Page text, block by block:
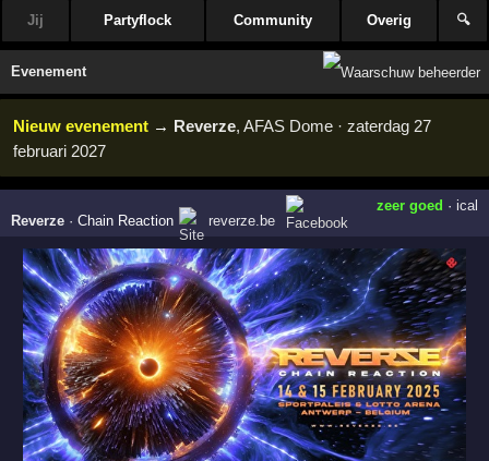
Jij Partyflock Community Overig 🔍
Evenement
Nieuw evenement → Reverze, AFAS Dome · zaterdag 27
februari 2027
Reverze ·Chain Reaction reverze.be
zeer goed · ical